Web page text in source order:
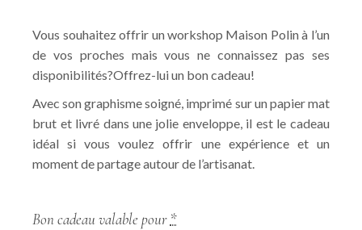
Vous souhaitez offrir un workshop Maison Polin à l’un
de vos proches mais vous ne connaissez pas ses
disponibilités?Offrez-lui un bon cadeau!
Avec son graphisme soigné, imprimé sur un papier mat
brut et livré dans une jolie enveloppe, il est le cadeau
idéal si vous voulez offrir une expérience et un
moment de partage autour de l’artisanat.
Bon cadeau valable pour *